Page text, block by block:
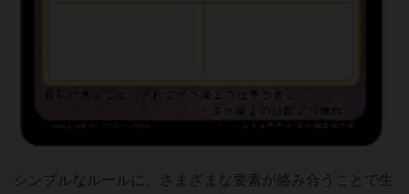
シンプルなルールに、さまざまな要素が絡み合うことで生